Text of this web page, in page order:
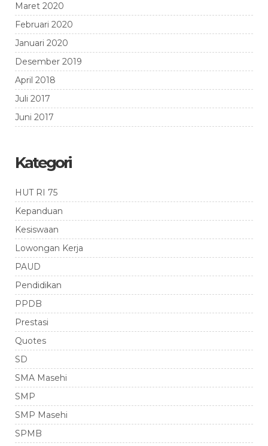
Maret 2020
Februari 2020
Januari 2020
Desember 2019
April 2018
Juli 2017
Juni 2017
Kategori
HUT RI 75
Kepanduan
Kesiswaan
Lowongan Kerja
PAUD
Pendidikan
PPDB
Prestasi
Quotes
SD
SMA Masehi
SMP
SMP Masehi
SPMB